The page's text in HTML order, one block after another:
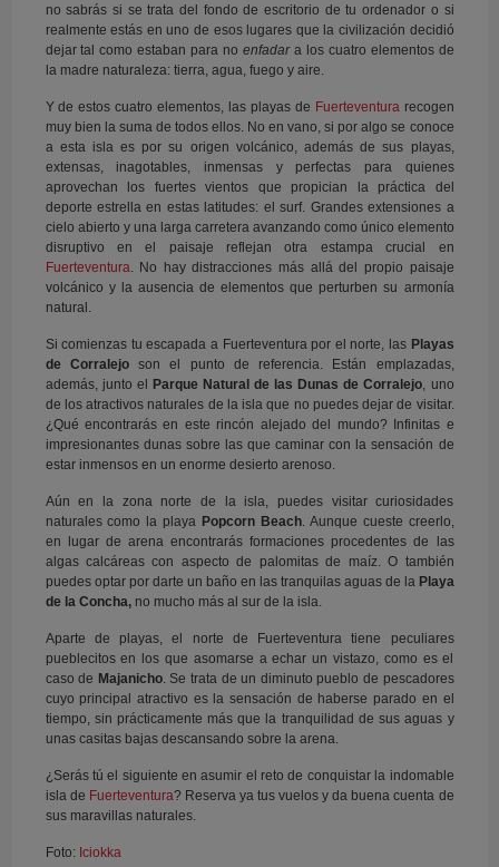
no sabrás si se trata del fondo de escritorio de tu ordenador o si
realmente estás en uno de esos lugares que la civilización decidió
dejar tal como estaban para no enfadara los cuatro elementos de
la madre naturaleza: tierra, agua, fuego y aire.
Y de estos cuatro elementos, las playas de Fuerteventurarecogen
muy bien la suma de todos ellos. No en vano, si por algo se conoce
a esta isla es por su origen volcánico, además de sus playas,
extensas, inagotables, inmensas y perfectas para quienes
aprovechan los fuertes vientos que propician la práctica del
deporte estrella en estas latitudes: el surf. Grandes extensiones a
cielo abierto y una larga carretera avanzando como único elemento
disruptivo en el paisaje reflejan otra estampa crucial en
Fuerteventura. No hay distracciones más allá del propio paisaje
volcánico y la ausencia de elementos que perturben su armonía
natural.
Si comienzas tu escapada a Fuerteventura por el norte, las Playas
de Corralejoson el punto de referencia. Están emplazadas,
además, junto el
Parque Natural de las Dunas de Corralejo, uno
de los atractivos naturales de la isla que no puedes dejar de visitar.
¿Qué encontrarás en este rincón alejado del mundo? Infinitas e
impresionantes dunas sobre las que caminar con la sensación de
estar inmensos en un enorme desierto arenoso.
Aún en la zona norte de la isla, puedes visitar curiosidades
naturales como la playa Popcorn Beach. Aunque cueste creerlo,
en lugar de arena encontrarás formaciones procedentes de las
algas calcáreas con aspecto de palomitas de maíz. O también
puedes optar por darte un baño en las tranquilas aguas de la Playa
de la Concha, no mucho más al sur de la isla.
Aparte de playas, el norte de Fuerteventura tiene peculiares
pueblecitos en los que asomarse a echar un vistazo, como es el
caso de Majanicho. Se trata de un diminuto pueblo de pescadores
cuyo principal atractivo es la sensación de haberse parado en el
tiempo, sin prácticamente más que la tranquilidad de sus aguas y
unas casitas bajas descansando sobre la arena.
¿Serás tú el siguiente en asumir el reto de conquistar la indomable
isla de Fuerteventura? Reserva ya tus vuelos y da buena cuenta de
sus maravillas naturales.
Foto: Iciokka